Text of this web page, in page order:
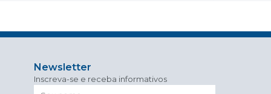
Newsletter
Inscreva-se e receba informativos